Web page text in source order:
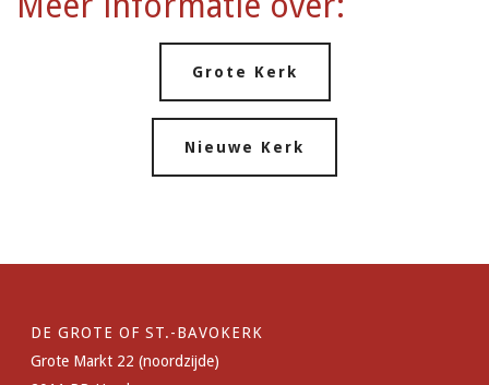
Grote Kerk
Nieuwe Kerk
DE GROTE OF ST.-BAVOKERK
Grote Markt 22 (noordzijde)